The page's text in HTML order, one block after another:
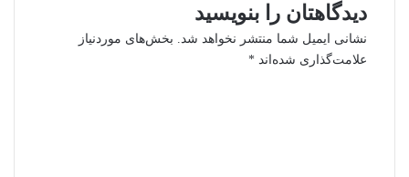
دیدگاهتان را بنویسید
نشانی ایمیل شما منتشر نخواهد شد. بخش‌های موردنیاز
علامت‌گذاری شده‌اند *